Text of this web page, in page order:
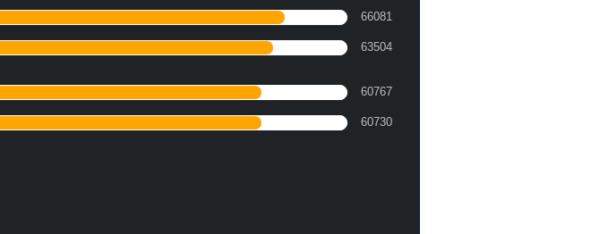
66081
63504
60767
60730